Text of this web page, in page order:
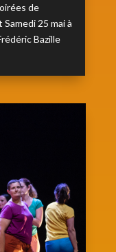
de
25 mai à
Bazille